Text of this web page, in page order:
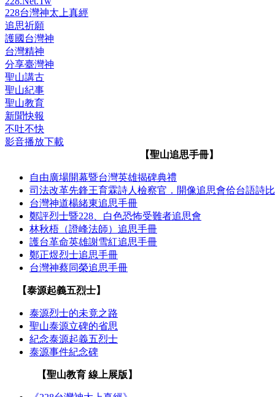
228台灣神太上真經
追思祈願
護國台灣神
台灣精神
分享臺灣神
聖山講古
聖山紀事
聖山教育
新聞快報
不吐不快
影音播放下載
【聖山追思手冊】
自由廣場開幕暨台灣英雄揭碑典禮
司法改革先鋒王育霖詩人檢察官．開像追思會佮台語詩
台灣神道楊緒東追思手冊
鄭評烈士暨228、白色恐怖受難者追思會
林秋梧（證峰法師）追思手冊
護台革命英雄謝雪紅追思手冊
鄭正煜烈士追思手冊
台灣神蔡同榮追思手冊
【泰源起義五烈士】
泰源烈士的未竟之路
聖山泰源立碑的省思
紀念泰源起義五烈士
泰源事件紀念碑
【聖山教育 線上展版】